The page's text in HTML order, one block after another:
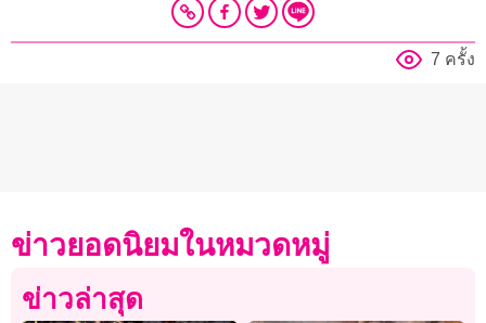
7 ครั้ง
ข่าวยอดนิยมในหมวดหมู่
ข่าวล่าสุด